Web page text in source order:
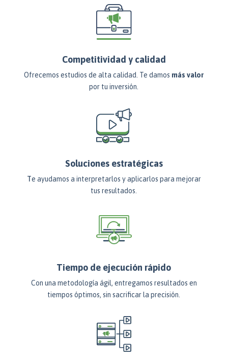
Competitividad y calidad
Ofrecemos estudios de alta calidad. Te damos más valor
por tu inversión.
Soluciones estratégicas
Te ayudamos a interpretarlos y aplicarlos para mejorar
tus resultados.
Tiempo de ejecución rápido
Con una metodología ágil, entregamos resultados en
tiempos óptimos, sin sacrificar la precisión.